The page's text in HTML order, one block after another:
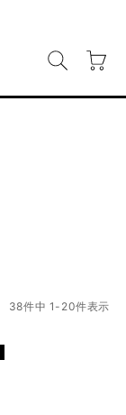
38件中 1 - 20件表示